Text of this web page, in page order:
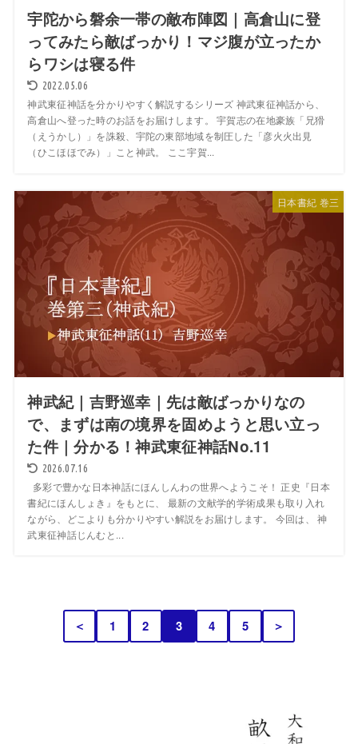
宇陀から磐余一帯の敵布陣図｜高倉山に登
ってみたら敵ばっかり！マジ腹が立ったか
らワシは寝る件
2022.05.06
神武東征神話を分かりやすく解説するシリーズ 神武東征神話から、
高倉山へ登った時のお話をお届けします。 宇賀志の在地豪族「兄猾
（えうかし）」を誅殺、宇陀の東部地域を制圧した「彦火火出見
（ひこほほでみ）」こと神武。 ここ宇賀...
日本書紀 巻三
神武紀｜吉野巡幸｜先は敵ばっかりなの
で、まずは南の境界を固めようと思い立っ
た件｜分かる！神武東征神話No.11
2026.07.16
多彩で豊かな日本神話にほんしんわの世界へようこそ！ 正史『日本
書紀にほんしょき』をもとに、 最新の文献学的学術成果も取り入れ
ながら、どこよりも分かりやすい解説をお届けします。 今回は、 神
武東征神話じんむと...
＜ 1 2 3 4 5 ＞